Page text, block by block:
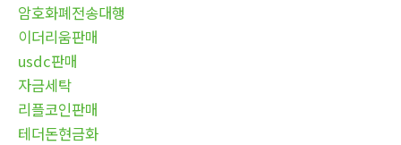
암호화폐전송대행
이더리움판매
usdc판매
자금세탁
리플코인판매
테더돈현금화